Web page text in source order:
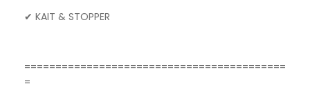
✔ KAIT & STOPPER
==========================================
=